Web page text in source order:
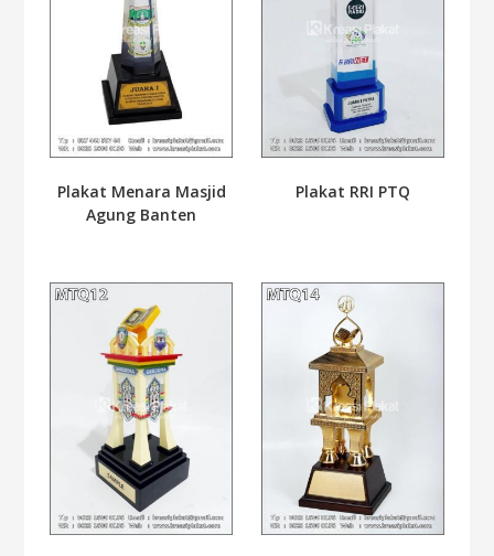
Plakat Menara Masjid
Agung Banten
Plakat RRI PTQ